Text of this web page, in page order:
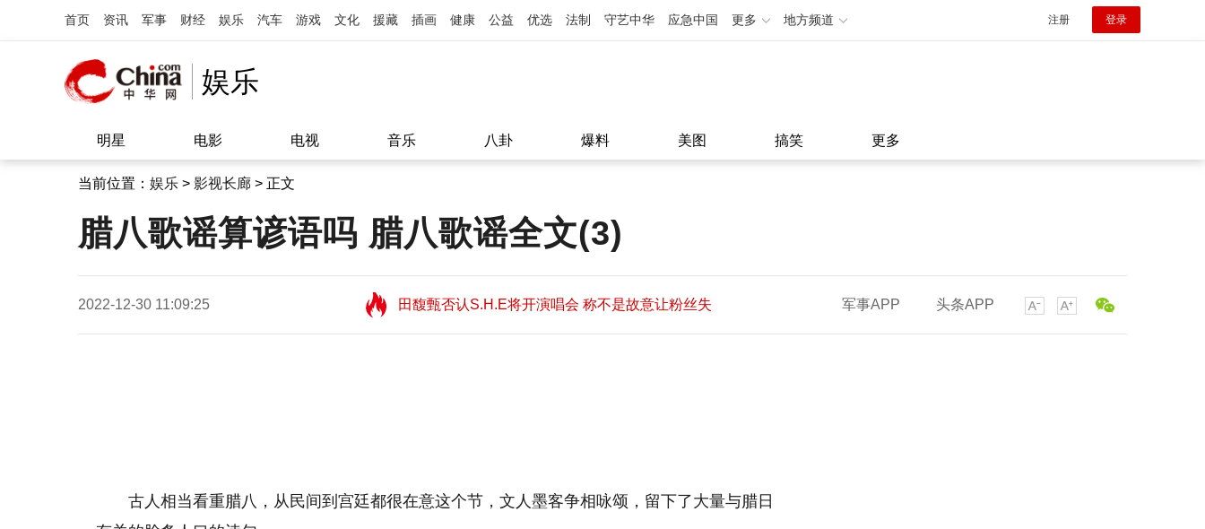
首页 资讯 军事 财经 娱乐 汽车 游戏 文化 援藏 插画 健康 公益 优选 法制 守艺中华 应急中国 更多 地方频道 注册 登录
娱乐
明星 电影 电视 音乐 八卦 爆料 美图 搞笑 更多
当前位置： 娱乐 > 影视长廊 > 正文
腊八歌谣算谚语吗 腊八歌谣全文(3)
2022-12-30 11:09:25
田馥甄否认S.H.E将开演唱会 称不是故意让粉丝失
望11:08
田馥甄否认S.H.E将开演唱会 称不是故意让粉丝失
军事APP 头条APP
古人相当看重腊八，从民间到宫廷都很在意这个节，文人墨客争相咏颂，留下了大量与腊日